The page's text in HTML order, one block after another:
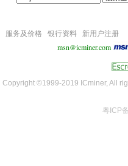
服务及价格 银行资料 新用户注册
msn@icminer.com
Copyright ©1999-2019 ICminer, All
粤ICP